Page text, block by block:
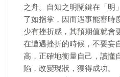
之舟。自知之明關鍵在「明
了如指掌，因而遇事能審時
少有挫折感，其預期值就會
在遭遇挫折的時候，不要妄
高，正確地衡量自己，讀懂
陷，改變現狀，獲得成功。